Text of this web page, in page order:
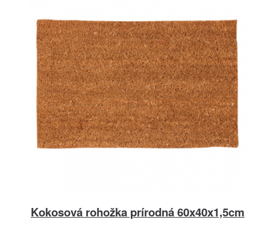
Kokosová rohožka prírodná 60x40x1,5cm